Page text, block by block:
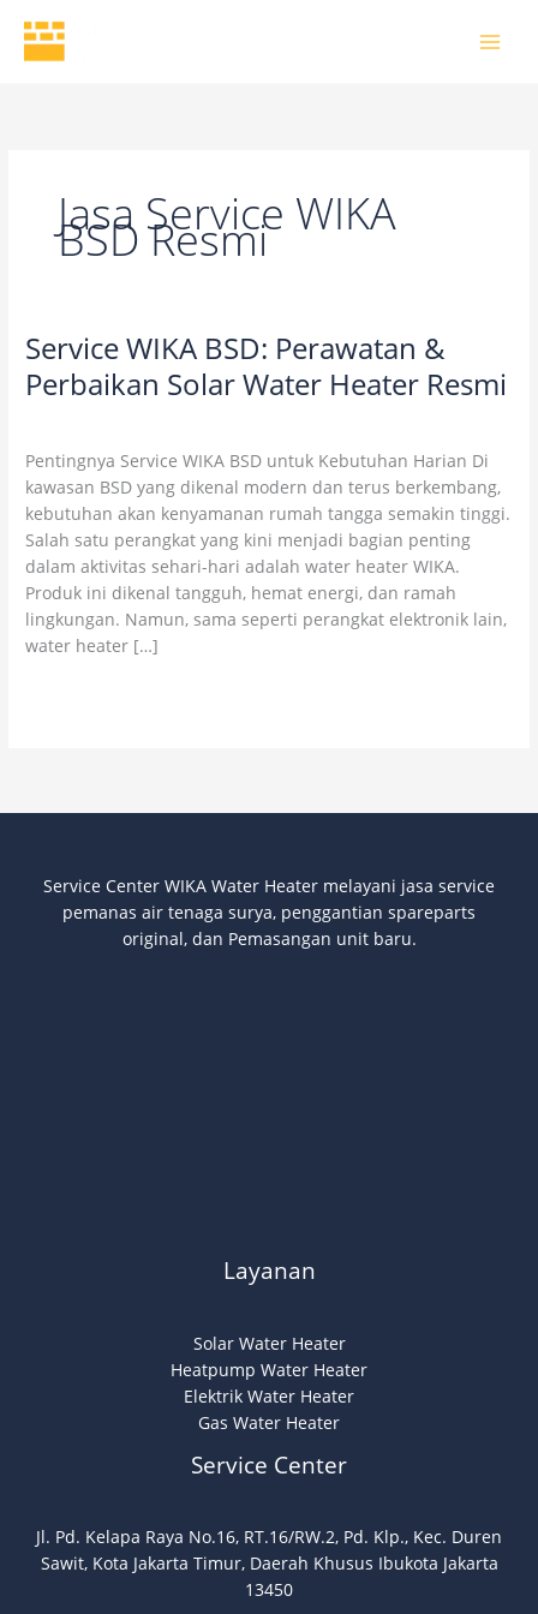
content
Jasa Service WIKA
BSD Resmi
Service WIKA BSD: Perawatan &
Perbaikan Solar Water Heater Resmi
Pentingnya Service WIKA BSD untuk Kebutuhan Harian Di
kawasan BSD yang dikenal modern dan terus berkembang,
kebutuhan akan kenyamanan rumah tangga semakin tinggi.
Salah satu perangkat yang kini menjadi bagian penting
dalam aktivitas sehari-hari adalah water heater WIKA.
Produk ini dikenal tangguh, hemat energi, dan ramah
lingkungan. Namun, sama seperti perangkat elektronik lain,
water heater […]
Service
BSD:
Perbaikan
Solar
Water
Heater
Resmi
Service Center WIKA Water Heater melayani jasa service
pemanas air tenaga surya, penggantian spareparts
original, dan Pemasangan unit baru.
Layanan
Solar Water Heater
Heatpump Water Heater
Elektrik Water Heater
Gas Water Heater
Service Center
Jl. Pd. Kelapa Raya No.16, RT.16/RW.2, Pd. Klp., Kec. Duren
Sawit, Kota Jakarta Timur, Daerah Khusus Ibukota Jakarta
13450